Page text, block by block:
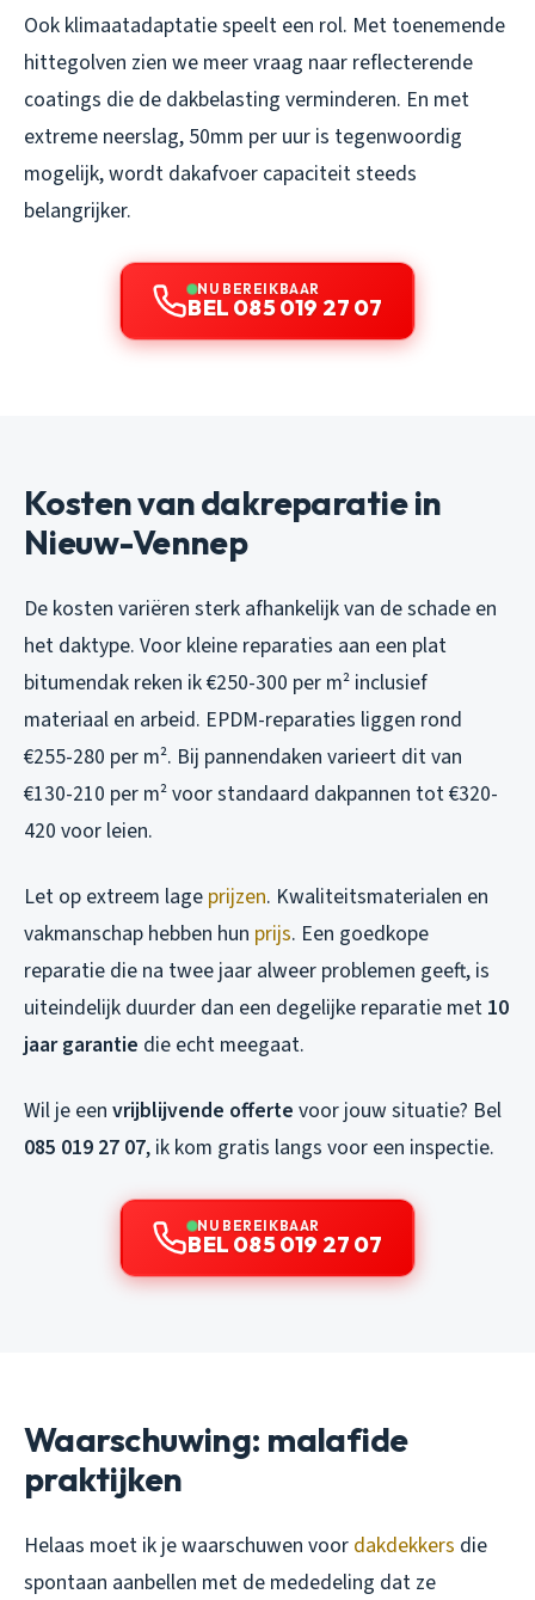
Ook klimaatadaptatie speelt een rol. Met toenemende
hittegolven zien we meer vraag naar reflecterende
coatings die de dakbelasting verminderen. En met
extreme neerslag, 50mm per uur is tegenwoordig
mogelijk, wordt dakafvoer capaciteit steeds
belangrijker.
NU BEREIKBAAR
BEL 085 019 27 07
Kosten van dakreparatie in
Nieuw-Vennep
De kosten variëren sterk afhankelijk van de schade en
het daktype. Voor kleine reparaties aan een plat
bitumendak reken ik €250-300 per m² inclusief
materiaal en arbeid. EPDM-reparaties liggen rond
€255-280 per m². Bij pannendaken varieert dit van
€130-210 per m² voor standaard dakpannen tot €320-
420 voor leien.
Let op extreem lage prijzen. Kwaliteitsmaterialen en
vakmanschap hebben hun prijs. Een goedkope
reparatie die na twee jaar alweer problemen geeft, is
uiteindelijk duurder dan een degelijke reparatie met 10
jaar garantie die echt meegaat.
Wil je een vrijblijvende offerte voor jouw situatie? Bel
085 019 27 07, ik kom gratis langs voor een inspectie.
NU BEREIKBAAR
BEL 085 019 27 07
Waarschuwing: malafide
praktijken
Helaas moet ik je waarschuwen voor dakdekkers die
spontaan aanbellen met de mededeling dat ze